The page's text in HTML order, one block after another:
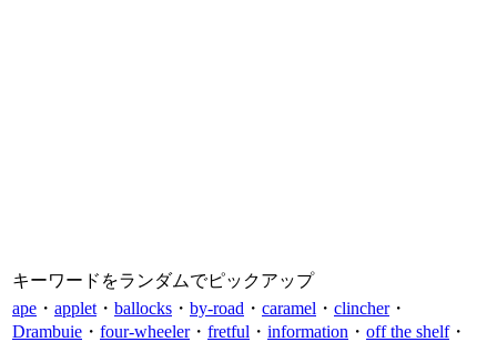
キーワードをランダムでピックアップ
ape ・ applet ・ ballocks ・ by-road ・ caramel ・ clincher・
Drambuie ・ four-wheeler・ fretful ・ information ・ off the shelf・